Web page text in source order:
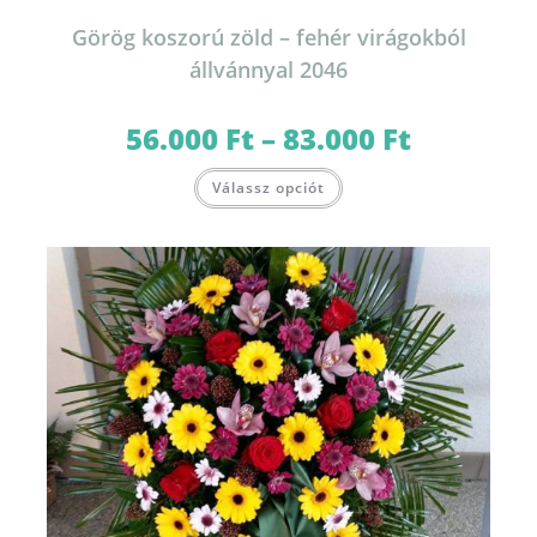
Görög koszorú zöld – fehér virágokból
állvánnyal 2046
56.000 Ft–83.000 Ft56.000 Ft
Válassz opciót a
van.
A
változatok
a
termékoldalon
választhatók
ki